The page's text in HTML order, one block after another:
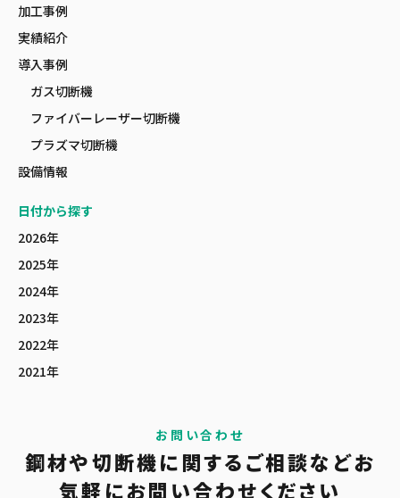
加工事例
実績紹介
導入事例
ガス切断機
ファイバーレーザー切断機
プラズマ切断機
設備情報
日付から探す
2026年
2025年
2024年
2023年
2022年
2021年
お問い合わせ
鋼材や切断機に関するご相談などお
気軽にお問い合わせください